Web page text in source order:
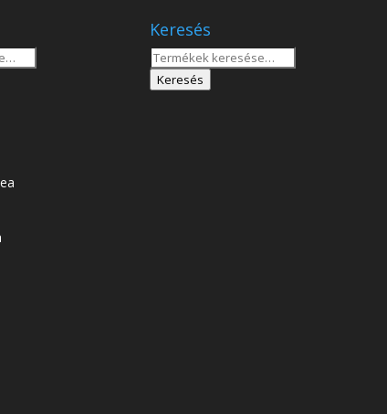
Keresés
Keresés
Keresés